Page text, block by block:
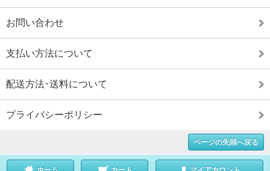
お問い合わせ
支払い方法について
配送方法･送料について
プライバシーポリシー
ページの先頭へ戻る